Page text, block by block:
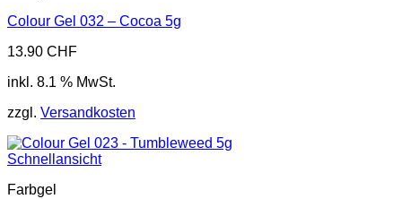
Colour Gel 032 – Cocoa 5g
13.90 CHF
inkl. 8.1 % MwSt.
zzgl. Versandkosten
Schnellansicht
Farbgel